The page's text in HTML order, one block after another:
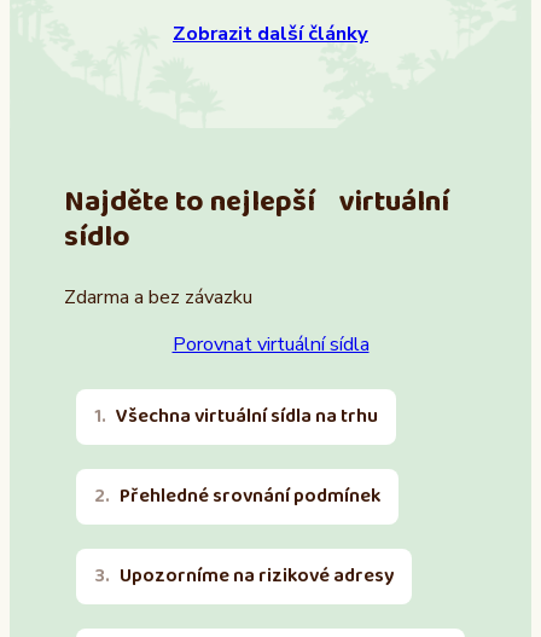
Zobrazit další články
Najděte to nejlepší virtuální
sídlo
Zdarma a bez závazku
Porovnat virtuální sídla
Všechna virtuální sídla na trhu
Přehledné srovnání podmínek
Upozorníme na rizikové adresy